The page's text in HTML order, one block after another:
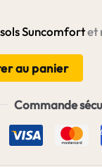
Suncomfortet
au panier
Commande